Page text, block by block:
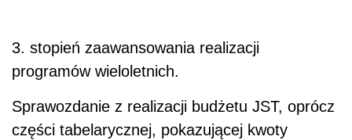
3. stopień zaawansowania realizacji
programów wieloletnich.
Sprawozdanie z realizacji budżetu JST, oprócz
części tabelarycznej, pokazującej kwoty